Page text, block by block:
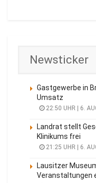
Newsticker
Gastgewerbe in
Umsatz
22:50 UHR | 6.
Landrat stellt
Klinikums frei
21:25 UHR | 6.
Lausitzer
Veranstaltungen